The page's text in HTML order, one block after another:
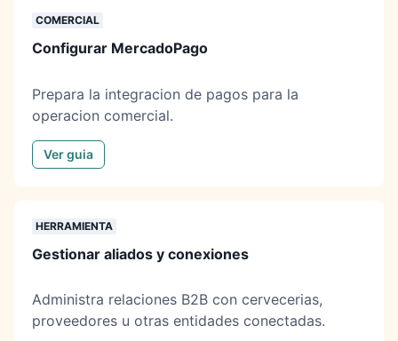
COMERCIAL
Configurar MercadoPago
Prepara la integracion de pagos para la
operacion comercial.
Ver guia
HERRAMIENTA
Gestionar aliados y conexiones
Administra relaciones B2B con cervecerias,
proveedores u otras entidades conectadas.